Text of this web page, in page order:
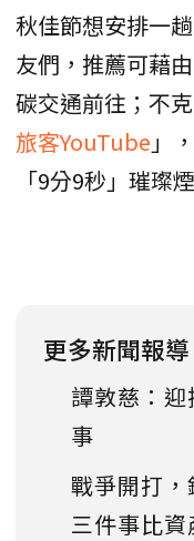
秋佳節想安排一
友們，推薦可藉
碳交通前往；不
旅客YouTube 」
「9分9秒」璀璨
更多新聞報導
譚敦慈：
事
戰爭開打
三件事比資